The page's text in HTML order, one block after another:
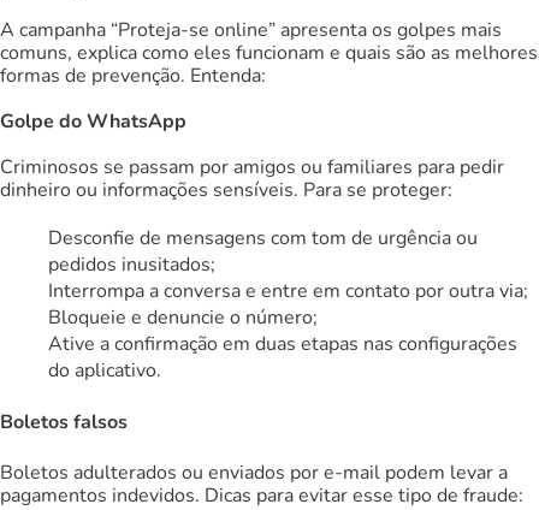
A campanha “Proteja-se online” apresenta os golpes mais
comuns, explica como eles funcionam e quais são as melhores
formas de prevenção. Entenda:
Golpe do WhatsApp
Criminosos se passam por amigos ou familiares para pedir
dinheiro ou informações sensíveis. Para se proteger:
Desconfie de mensagens com tom de urgência ou
pedidos inusitados;
Interrompa a conversa e entre em contato por outra via;
Bloqueie e denuncie o número;
Ative a confirmação em duas etapas nas configurações
do aplicativo.
Boletos falsos
Boletos adulterados ou enviados por e-mail podem levar a
pagamentos indevidos. Dicas para evitar esse tipo de fraude: